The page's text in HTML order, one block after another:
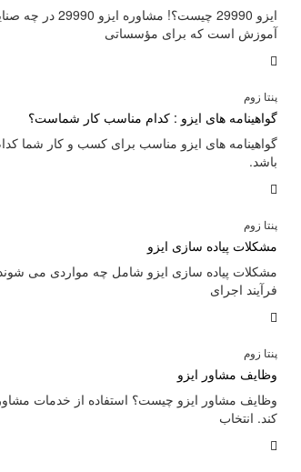
آموزش است که برای مؤسساتی
پنتا زوم
گواهینامه های ایزو : کدام مناسب کار شماست؟
گواهینامه های ایزو مناسب برای کسب و کار شما
باشد.
پنتا زوم
مشکلات پیاده سازی ایزو
مشکلات پیاده سازی ایزو شامل چه مواردی می
فرآیند اجرای
پنتا زوم
وظایف مشاور ایزو
وظایف مشاور ایزو چیست؟ استفاده از خدمات
کند. انتخاب